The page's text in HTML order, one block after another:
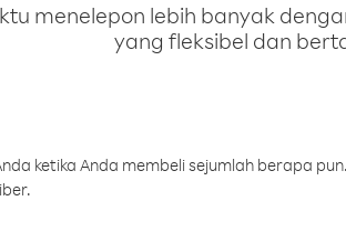
menelepon lebih banyak
yang fleksibel dan
ketika Anda membeli sejumlah berapa